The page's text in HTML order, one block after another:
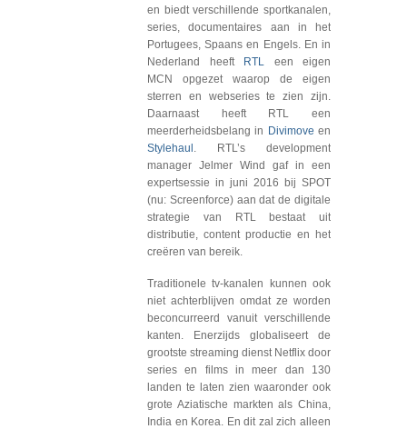
en biedt verschillende sportkanalen,
series, documentaires aan in het
Portugees, Spaans en Engels. En in
Nederland heeft
RTL een eigen
MCN opgezet waarop de eigen
sterren en webseries te zien zijn.
Daarnaast heeft RTL een
meerderheidsbelang in Divimove en
Stylehaul . RTL’s development
manager Jelmer Wind gaf in een
expertsessie in juni 2016 bij SPOT
(nu: Screenforce) aan dat de digitale
strategie van RTL bestaat uit
distributie, content productie en het
creëren van bereik.
Traditionele tv-kanalen kunnen ook
niet achterblijven omdat ze worden
beconcurreerd vanuit verschillende
kanten. Enerzijds globaliseert de
grootste streaming dienst Netflix door
series en films in meer dan 130
landen te laten zien waaronder ook
grote Aziatische markten als China,
India en Korea. En dit zal zich alleen